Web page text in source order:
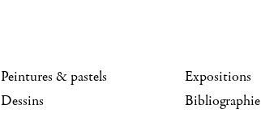
Peintures & pastels
Dessins
Expositions
Bibliographie